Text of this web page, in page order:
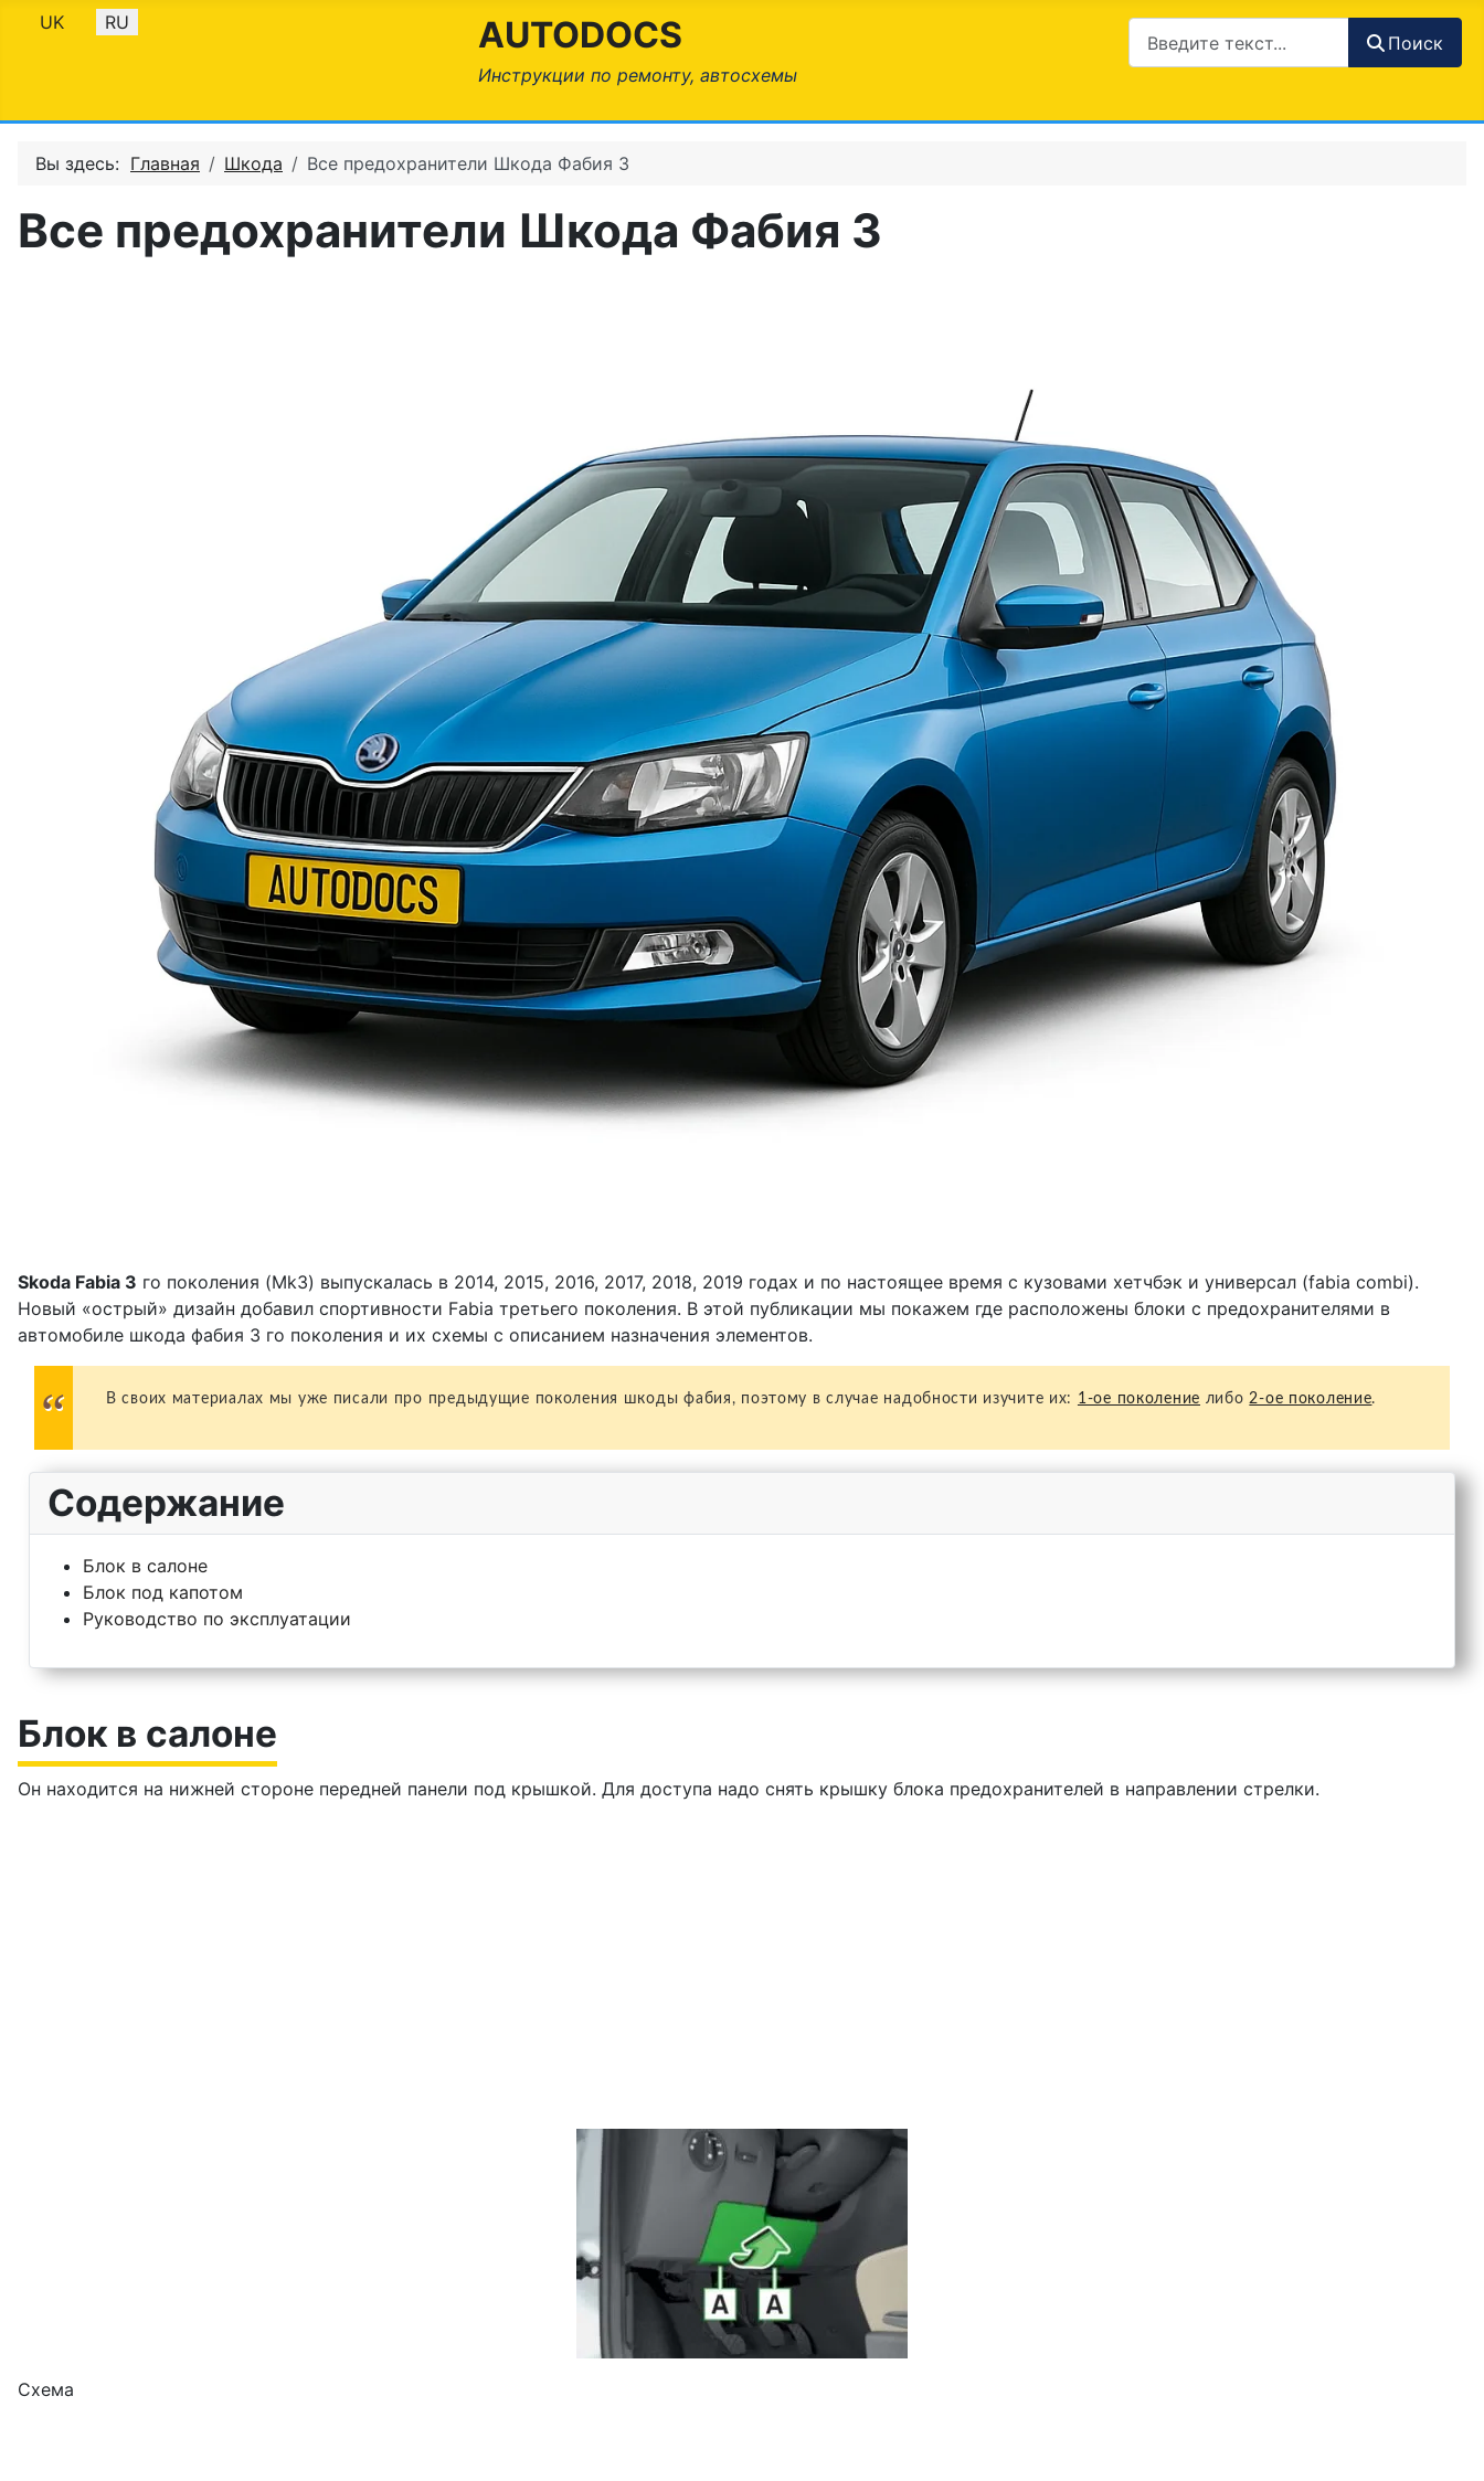
Выберите язык
UK RU AUTODOCS
Инструкции по ремонту, автосхемы
Поиск
Вы здесь: Главная Шкода Все предохранители Шкода Фабия 3
Все предохранители Шкода Фабия 3
Skoda Fabia 3 го поколения (Mk3) выпускалась в 2014, 2015, 2016, 2017, 2018, 2019 годах и по настоящее время с кузовами хетчбэк и универсал (fabia combi).
Новый «острый» дизайн добавил спортивности Fabia третьего поколения. В этой публикации мы покажем где расположены блоки с предохранителями в
автомобиле шкода фабия 3 го поколения и их схемы с описанием назначения элементов.
В своих материалах мы уже писали про предыдущие поколения шкоды фабия, поэтому в случае надобности изучите их: 1-ое поколение либо 2-ое поколение.
Содержание
Блок в салоне
Блок под капотом
Руководство по эксплуатации
Блок в салоне
Он находится на нижней стороне передней панели под крышкой. Для доступа надо снять крышку блока предохранителей в направлении стрелки.
Схема